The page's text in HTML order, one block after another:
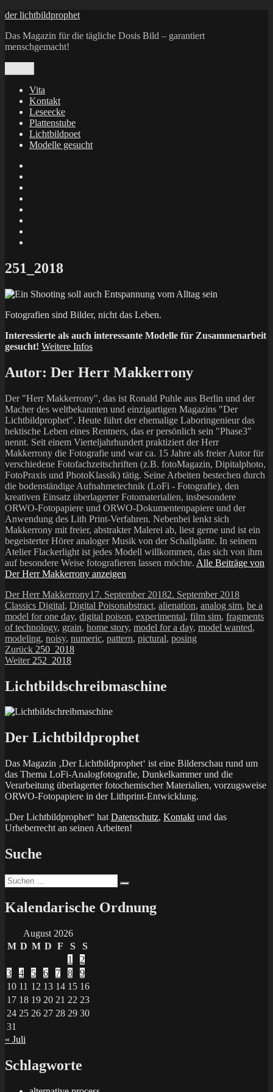
Zum
springen
der lichtbildprophet
Das Magazin für die tägliche Dosis Bild – garantiert
menschgemacht!
Vita
Kontakt
Leseecke
Plattenstube
Lichtbildpoet
Modelle gesucht
X
251_2018
Fotografien sind Bilder, nicht das Leben.
Interessierte als auch interessante Modelle für Zusammenarbeit
gesucht! Weitere Infos
Autor: Der Herr Makkerrony
Der "Herr Makkerrony", das ist Ronald Puhle aus Berlin und der
Macher des weltbekannten und einzigartigen Magazins "Der
Lichtbildprophet". Heute führt der ehemalige Laboringenieur das
hektische Leben eines Rentners, das er persönlich sein "Phase3"
nennt. Seit einem Vierteljahrhundert praktiziert der Herr
Makkerrony die Fotografie und war ca. 15 Jahre als freier Autor für
verschiedene Fotofachzeitschriften (z.B. fotoMagazin, Dipitalphoto,
FotoPraxis und PhotoKlassik) tätig. Seine Arbeiten bestechen durch
die bodenständige Aufnahmetechnik (LoFi - Fotografie), den
kreativen Einsatz überlagerter Fotomaterialien, insbesondere
ORWO-Fotopapiere und ORWO-Dokumentenpapiere und der
Anwendung des Lith Print-Verfahren. Nebenbei lenkt sich
Makkerrony mit freier, abstrakter Malerei ab, liest gerne und ist ein
begeisterter Hörer analoger Musik von der Schallplatte. In seinem
Atelier Flackerlight ist jedes Modell willkommen, das sich von ihm
auf besondere Weise fotografieren lassen möchte. Alle Beiträge von
Der Herr Makkerrony anzeigen
Autor
Der Herr MakkerronyVeröffentlicht
am
17. September 20182. September 2018
Classics Digital, Digital PoisonSchlagwörter
abstract, alienation, analog sim, be a
model for one day, digital poison, experimental, film sim, fragments
of technology, grain, home story, model for a day, model wanted,
modeling, noisy, numeric, pattern, pictural, posing
Beitragsnavigation
Zurück Vorheriger
Beitrag:
250_2018
Weiter Nächster
252_2018
Lichtbildschreibmaschine
Der Lichtbildprophet
Das Magazin ‚Der Lichtbildprophet‘ ist eine Bilderschau rund um
das Thema LoFi-Analogfotografie, Dunkelkammer und die
Verarbeitung überlagerter fotochemischer Materialien, vorzugsweise
ORWO-Fotopapiere in der Lithprint-Entwicklung.
„Der Lichtbildprophet“ hat Datenschutz, Kontakt und das
Urheberrecht an seinen Arbeiten!
Suche
Suchen
nach:
Kalendarische Ordnung
August 2026
M D M D F S
S
1
2
3
4 5 6 7 8
9
10 11 12 13 14 15 16
17 18 19 20 21 22 23
24 25 26 27 28 29 30
31
« Juli
Schlagworte